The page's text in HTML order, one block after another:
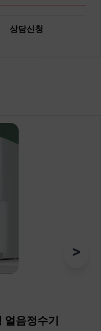
상담신청
>
음정수기